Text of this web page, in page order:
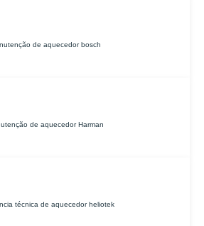
de aquecedor bosch
de aquecedor Harman
técnica de aquecedor heliotek